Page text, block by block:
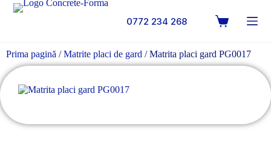
0772 234 268
Prima pagină /Matrite placi de gard / Matrita placi gard PG0017